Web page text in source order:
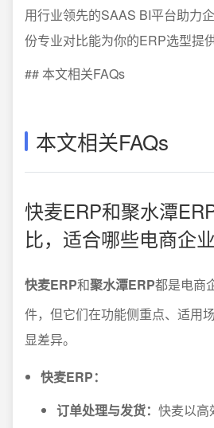
用行业领先的SAAS BI平台助力
份专业对比能为你的ERP选型提
## 本文相关FAQs
本文相关FAQs
快麦ERP和聚水潭
比，适合哪些电商企业
快麦ERP和聚水潭ERP都是电商
件，但它们在功能侧重点、适用
显差异。
快麦ERP：
订单处理与发货： 快麦以高